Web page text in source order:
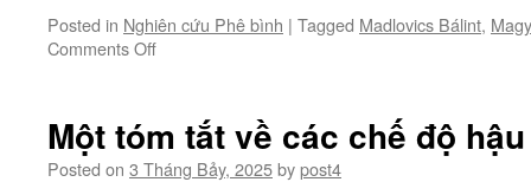
Posted in Nghiên cứu Phê bình | Tagged Madlovics Bálint,
Comments Offon
về
các
Một tóm tắt về các chế độ
Posted on 3 Tháng Bảy, 2025bypost4